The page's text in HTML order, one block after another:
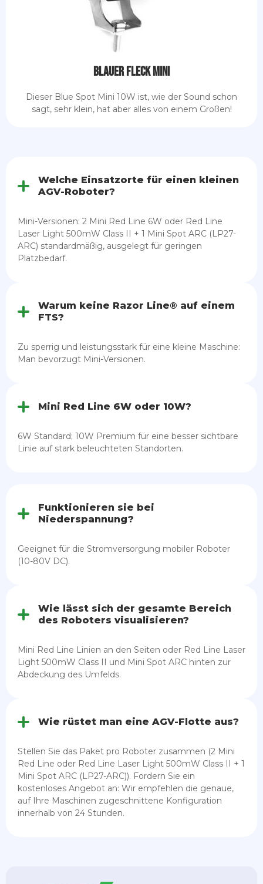
Blauer Fleck Mini
Dieser Blue Spot Mini 10W ist, wie der Sound schon
sagt, sehr klein, hat aber alles von einem Großen!
Welche Einsatzorte für einen kleinen
AGV-Roboter?
Mini-Versionen: 2 Mini Red Line 6W oder Red Line
Laser Light 500mW Class II + 1 Mini Spot ARC (LP27-
ARC) standardmäßig, ausgelegt für geringen
Platzbedarf.
Warum keine Razor Line® auf einem
FTS?
Zu sperrig und leistungsstark für eine kleine Maschine:
Man bevorzugt Mini-Versionen.
Mini Red Line 6W oder 10W?
6W Standard; 10W Premium für eine besser sichtbare
Linie auf stark beleuchteten Standorten.
Funktionieren sie bei
Niederspannung?
Geeignet für die Stromversorgung mobiler Roboter
(10-80V DC).
Wie lässt sich der gesamte Bereich
des Roboters visualisieren?
Mini Red Line Linien an den Seiten oder Red Line Laser
Light 500mW Class II und Mini Spot ARC hinten zur
Abdeckung des Umfelds.
Wie rüstet man eine AGV-Flotte aus?
Stellen Sie das Paket pro Roboter zusammen (2 Mini
Red Line oder Red Line Laser Light 500mW Class II + 1
Mini Spot ARC (LP27-ARC)). Fordern Sie ein
kostenloses Angebot an: Wir empfehlen die genaue,
auf Ihre Maschinen zugeschnittene Konfiguration
innerhalb von 24 Stunden.